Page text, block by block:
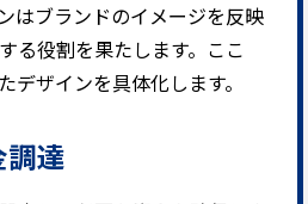
はブランドのイメージを反映
る役割を果たします。ここ
デザインを具体化します。
達